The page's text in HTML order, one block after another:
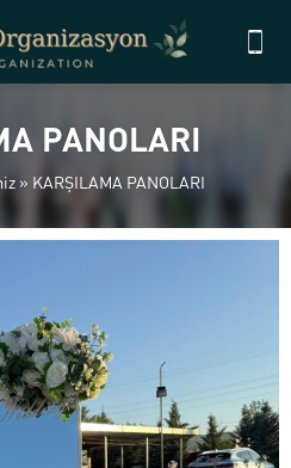
PANOLARI
» KARŞILAMA PANOLARI